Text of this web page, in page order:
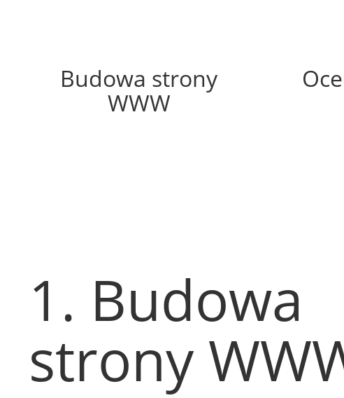
Budowa strony
WWW
1. Budowa
strony